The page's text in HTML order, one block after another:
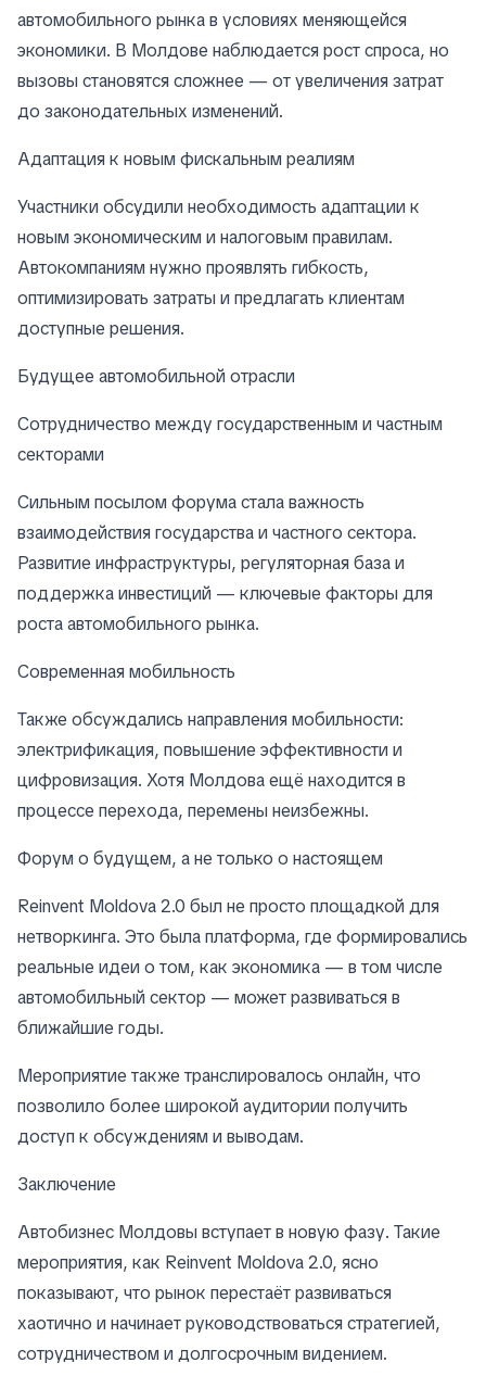
автомобильного рынка в условиях меняющейся
экономики. В Молдове наблюдается рост спроса, но
вызовы становятся сложнее — от увеличения затрат
до законодательных изменений.
Адаптация к новым фискальным реалиям
Участники обсудили необходимость адаптации к
новым экономическим и налоговым правилам.
Автокомпаниям нужно проявлять гибкость,
оптимизировать затраты и предлагать клиентам
доступные решения.
Будущее автомобильной отрасли
Сотрудничество между государственным и частным
секторами
Сильным посылом форума стала важность
взаимодействия государства и частного сектора.
Развитие инфраструктуры, регуляторная база и
поддержка инвестиций — ключевые факторы для
роста автомобильного рынка.
Современная мобильность
Также обсуждались направления мобильности:
электрификация, повышение эффективности и
цифровизация. Хотя Молдова ещё находится в
процессе перехода, перемены неизбежны.
Форум о будущем, а не только о настоящем
Reinvent Moldova 2.0 был не просто площадкой для
нетворкинга. Это была платформа, где формировались
реальные идеи о том, как экономика — в том числе
автомобильный сектор — может развиваться в
ближайшие годы.
Мероприятие также транслировалось онлайн, что
позволило более широкой аудитории получить
доступ к обсуждениям и выводам.
Заключение
Автобизнес Молдовы вступает в новую фазу. Такие
мероприятия, как Reinvent Moldova 2.0, ясно
показывают, что рынок перестаёт развиваться
хаотично и начинает руководствоваться стратегией,
сотрудничеством и долгосрочным видением.